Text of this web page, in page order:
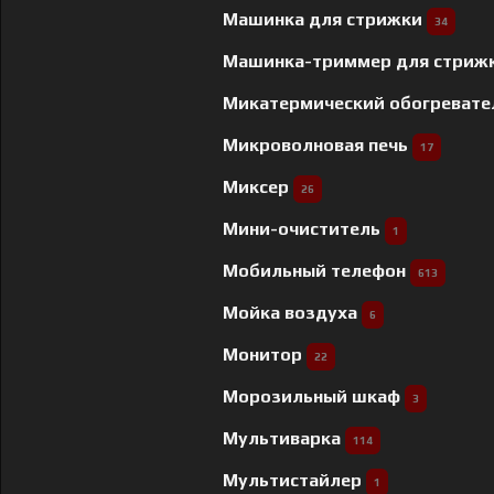
Машинка для стрижки 34
Машинка-триммер для
Микатермический
Микроволновая печь 17
Миксер 26
Мини-очиститель 1
Мобильный телефон 613
Мойка воздуха 6
Монитор 22
Морозильный шкаф 3
Мультиварка 114
Мультистайлер 1